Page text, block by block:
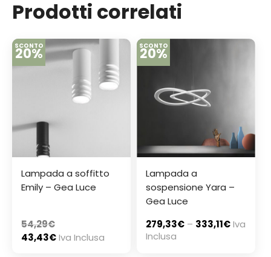
Prodotti correlati
SCONTO
20%
Lampada a soffitto
Emily – Gea Luce
54,29€
43,43€Iva Inclusa
SCONTO
20%
Lampada a
sospensione Yara –
Gea Luce
279,33€ – 333,11€Iva
Inclusa